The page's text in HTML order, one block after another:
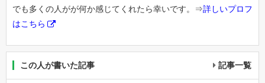
でも多くの人がが何か感じてくれたら幸いです。⇒詳しいプロフ
はこちら
この人が書いた記事 記事一覧